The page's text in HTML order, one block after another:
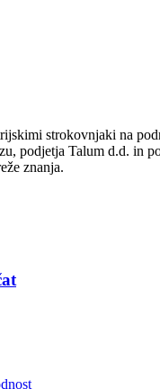
strokovnjaki na
podjetja Talum d.d. in
znanja.